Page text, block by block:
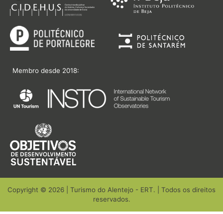
Membro desde 2018:
Copyright © 2026 | Turismo do Alentejo - ERT. | Todos os direitos
reservados.